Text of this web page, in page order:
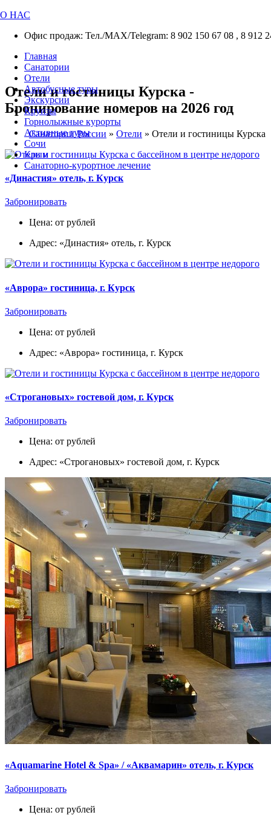
О НАС
Офис продаж: Тел./МАХ/Telegram: 8 902 150 67 08 , 8 912
Главная
Санатории
Отели
Автобусные туры
Экскурсии
Круизы
Горнолыжные курорты
Активные туры
Сочи
Крым
Санаторно-курортное лечение
Отели и гостиницы Курска -
Бронирование номеров на 2026 год
Санатории России » Отели » Отели и гостиницы Курска
«Династия» отель, г. Курск
Забронировать
Цена: от рублей
Адрес: «Династия» отель, г. Курск
«Аврора» гостиница, г. Курск
Забронировать
Цена: от рублей
Адрес: «Аврора» гостиница, г. Курск
«Строгановых» гостевой дом, г. Курск
Забронировать
Цена: от рублей
Адрес: «Строгановых» гостевой дом, г. Курск
«Aquamarine Hotel & Spa» / «Аквамарин» отель, г. Курск
Забронировать
Цена: от рублей